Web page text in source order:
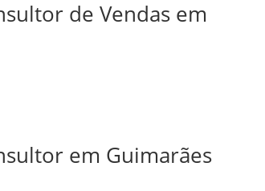
de Vendas em
em Guimarães